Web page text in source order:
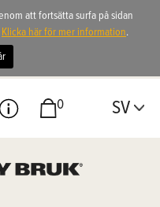
0 SV
att fortsätta surfa på sidan
Klicka här för mer information.